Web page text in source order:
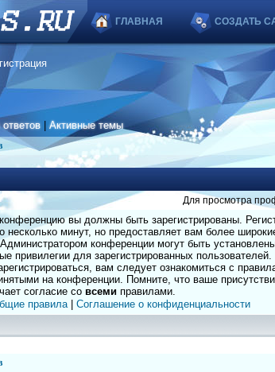
ГЛАВНАЯ СОЗДАТЬ
|Активные темы
Для просмотра
вы должны быть зарегистрированы.
несколько минут, но предоставляет вам более
конференции могут быть
привилегии для зарегистрированных пользователей.
вам следует ознакомиться с
на конференции. Помните, что ваше
согласие со всеми правилами.
правила| Соглашение о конфиденциальности